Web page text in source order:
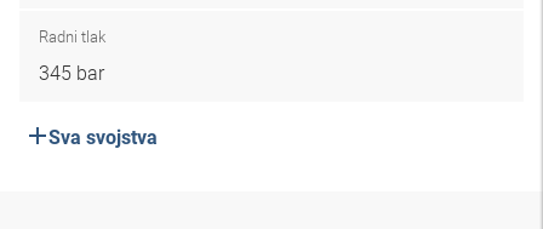
Radni tlak
345 bar
Sva svojstva